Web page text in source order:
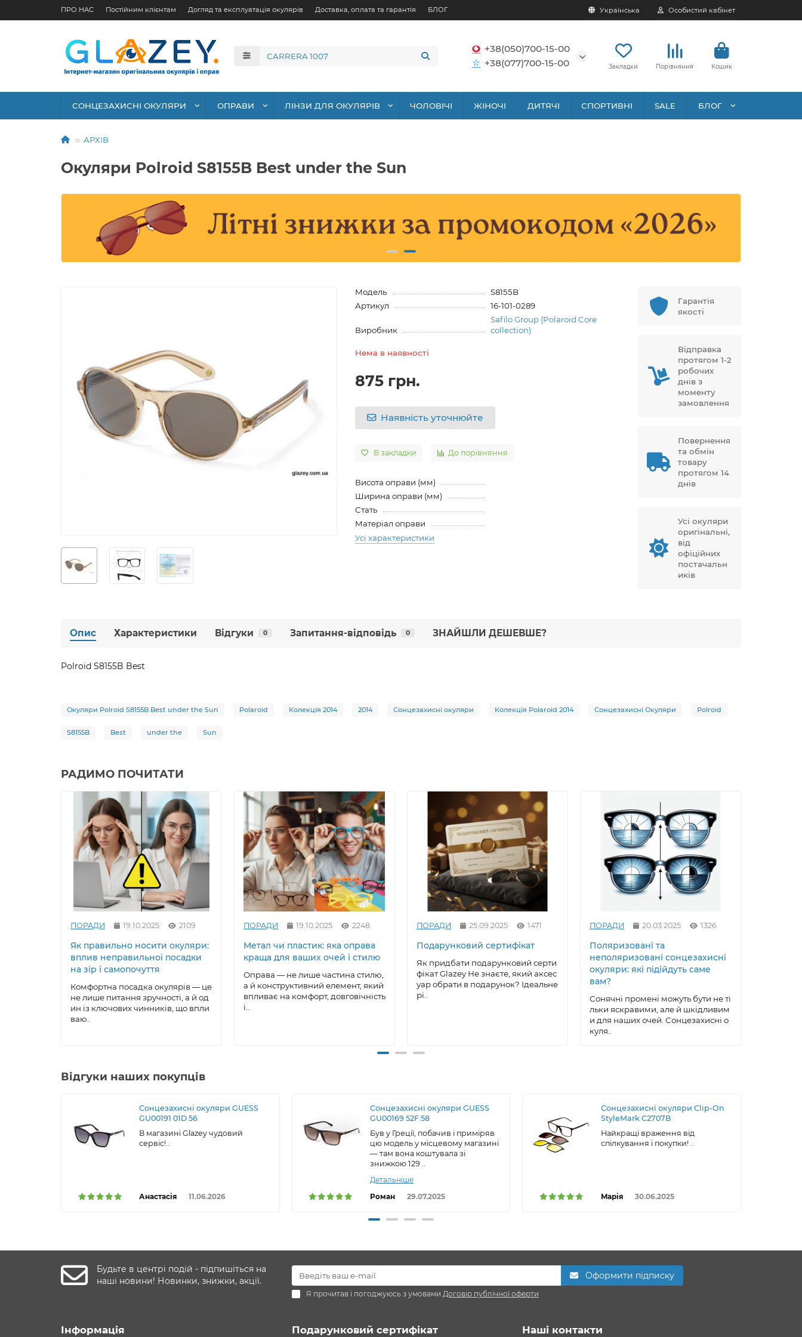
ПРО НАС Постійним клієнтам Догляд та експлуатація окулярів Доставка, оплата та гарантія БЛОГ Українська Особистий кабінет
+38(050)700-15-00
+38(077)700-15-00
Закладки Порівняння Кошик
СОНЦЕЗАХИСНІ ОКУЛЯРИ ОПРАВИ ЛІНЗИ ДЛЯ ОКУЛЯРІВ ЧОЛОВІЧІ ЖІНОЧІ ДИТЯЧІ СПОРТИВНІ SALE БЛОГ
АРХІВ
Окуляри Polroid S8155B Best under the Sun
Модель
S8155B
Артикул
16-101-0289
Виробник
Safilo Group (Polaroid Core
collection)
Нема в наявності
875 грн.
Наявність уточнюйте
В закладки До порівняння
Висота оправи (мм)
Ширина оправи (мм)
Стать
Матеріал оправи
Усі характеристики
Гарантія
якості
Відправка
протягом 1-2
робочих
днів з
моменту
замовлення
Повернення
та обмін
товару
протягом 14
днів
Усі окуляри
оригінальні,
від
офіційних
постачальн
иків
Опис Характеристики Відгуки 0 Запитання-відповідь 0 ЗНАЙШЛИ ДЕШЕВШЕ?
Polroid S8155B Best
Окуляри Polroid S8155B Best under the Sun Polaroid Колекція 2014 2014 Сонцезахисні окуляри Колекція Polaroid 2014 Сонцезахисні Окуляри Polroid
S8155B Best under the Sun
РАДИМО ПОЧИТАТИ
ПОРАДИ 19.10.2025 2109
Як правильно носити окуляри:
вплив неправильної посадки
на зір і самопочуття
Комфортна посадка окулярів — це
не лише питання зручності, а й од
ин із ключових чинників, що впли
ваю..
ПОРАДИ 19.10.2025 2248
Метал чи пластик: яка оправа
краща для ваших очей і стилю
Оправа — не лише частина стилю,
а й конструктивний елемент, який
впливає на комфорт, довговічність
і..
ПОРАДИ 25.09.2025 1471
Подарунковий сертифікат
Як придбати подарунковий серти
фікат Glazey Не знаєте, який аксес
уар обрати в подарунок? Ідеальне
рі..
ПОРАДИ 20.03.2025 1326
Поляризовані та
неполяризовані сонцезахисні
окуляри: які підійдуть саме
вам?
Сонячні промені можуть бути не ті
льки яскравими, але й шкідливим
и для наших очей. Сонцезахисні о
куля..
Відгуки наших покупців
Сонцезахисні окуляри GUESS
GU00191 01D 56
В магазині Glazey чудовий
сервіс!..
Анастасія 11.06.2026
Сонцезахисні окуляри GUESS
GU00169 52F 58
Був у Греції, побачив і приміряв
цю модель у місцевому магазині
— там вона коштувала зі
знижкою 129 ..
Детальніше
Роман
29.07.2025
Сонцезахисні окуляри Clip-On
StyleMark C2707B
Найкращі враження від
спілкування і покупки! ..
Марія 30.06.2025
Будьте в центрі подій - підпишіться на
наші новини! Новинки, знижки, акції.
Оформити підписку
Я прочитав і погоджуюсь з умовами Договір публічної оферти
Інформація Подарунковий сертифікат Наші контакти